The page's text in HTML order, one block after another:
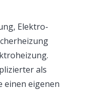
Elektro-
als
einen eigenen